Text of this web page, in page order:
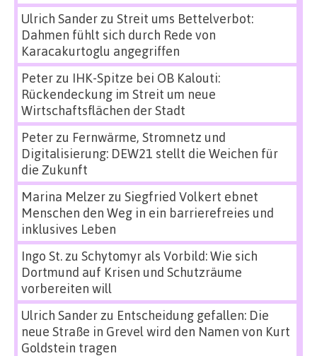
Ulrich Sanderzu Streit ums Bettelverbot:
Dahmen fühlt sich durch Rede von
Karacakurtoglu angegriffen
Peterzu IHK-Spitze bei OB Kalouti:
Rückendeckung im Streit um neue
Wirtschaftsflächen der Stadt
Peterzu Fernwärme, Stromnetz und
Digitalisierung: DEW21 stellt die Weichen für
die Zukunft
Marina Melzerzu Siegfried Volkert ebnet
Menschen den Weg in ein barrierefreies und
inklusives Leben
Ingo St.zu Schytomyr als Vorbild: Wie sich
Dortmund auf Krisen und Schutzräume
vorbereiten will
Ulrich Sanderzu Entscheidung gefallen: Die
neue Straße in Grevel wird den Namen von Kurt
Goldstein tragen